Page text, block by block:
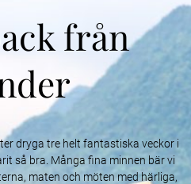
från
dryga tre helt fantastiska veckor i
så bra. Många fina minnen bär vi
maten och möten med härliga,